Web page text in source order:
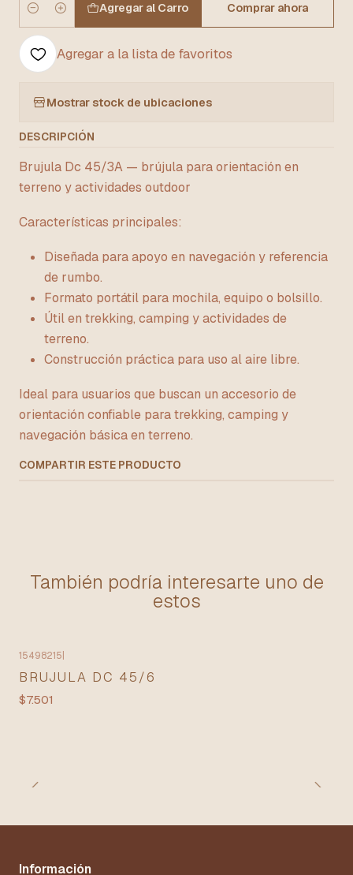
Cantidad
Agregar al Carro Comprar ahora
Agregar a la lista de favoritos
Mostrar stock de ubicaciones
DESCRIPCIÓN
Brujula Dc 45/3A — brújula para orientación en
terreno y actividades outdoor
Características principales:
Diseñada para apoyo en navegación y referencia
de rumbo.
Formato portátil para mochila, equipo o bolsillo.
Útil en trekking, camping y actividades de
terreno.
Construcción práctica para uso al aire libre.
Ideal para usuarios que buscan un accesorio de
orientación confiable para trekking, camping y
navegación básica en terreno.
COMPARTIR ESTE PRODUCTO
También podría interesarte uno de
estos
15498215
BRUJULA DC 45/6
$7.501
Información